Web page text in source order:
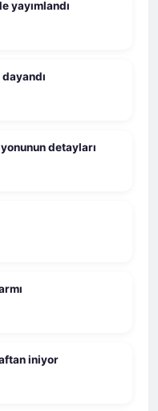
yayımlandı
detayları
iniyor